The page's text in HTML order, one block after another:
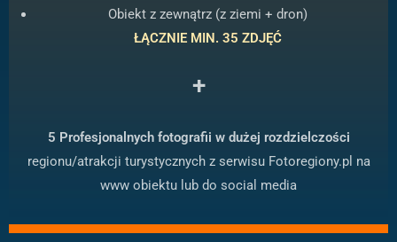
Obiekt z zewnątrz (z ziemi + dron)
ŁĄCZNIE MIN. 35 ZDJĘĆ
+
5 Profesjonalnych fotografii w dużej rozdzielczości
regionu/atrakcji turystycznych z serwisu Fotoregiony.pl na
www obiektu lub do social media